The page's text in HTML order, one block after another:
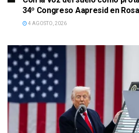
34º Congreso Aapresid en
4 AGOSTO, 2026